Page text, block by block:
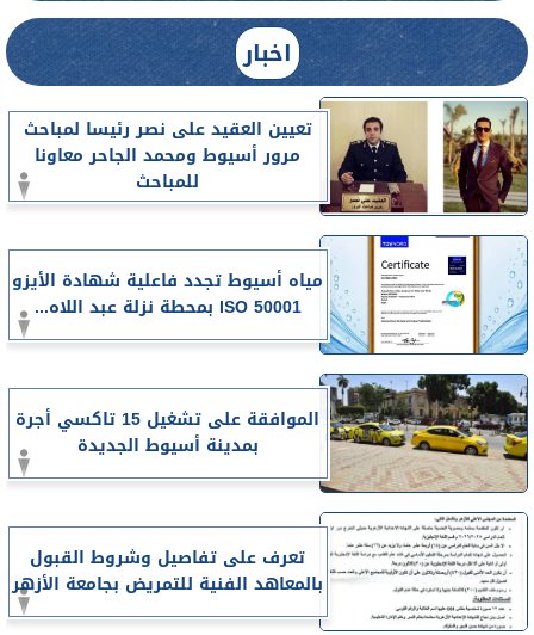
اخبار
تعيين العقيد على نصر رئيسا لمباحث
مرور أسيوط ومحمد الجاحر معاونا
للمباحث
مياه أسيوط تجدد فاعلية شهادة الأيزو
ISO 50001 بمحطة نزلة عبد اللاه...
الموافقة على تشغيل 15 تاكسي أجرة
بمدينة أسيوط الجديدة
تعرف على تفاصيل وشروط القبول
بالمعاهد الفنية للتمريض بجامعة الأزهر